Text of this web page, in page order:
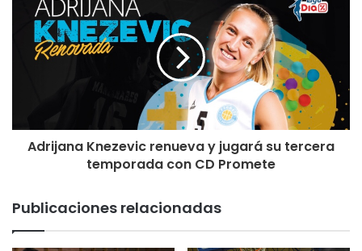
Adrijana Knezevic renueva y jugará su tercera
temporada con CD Promete
Publicaciones relacionadas